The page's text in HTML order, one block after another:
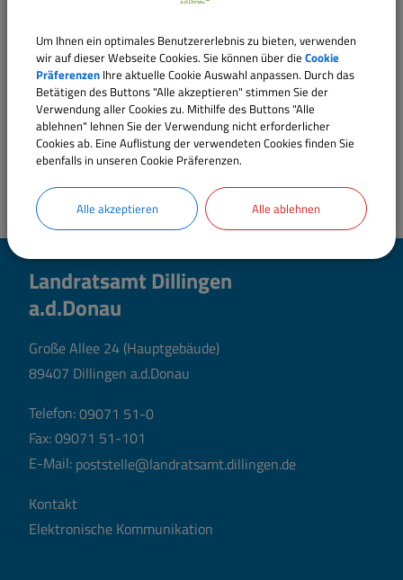
Informationen
Landratsamt Dillingen
a.d.Donau
Große Allee 24 (Hauptgebäude)
89407 Dillingen a.d.Donau
Telefon:09071 51-0
Fax: 09071 51-101
E-Mail: poststelle@landratsamt.dillingen.de
Kontakt
Elektronische Kommunikation
Um Ihnen ein optimales Benutzererlebnis zu bieten, verwenden
wir auf dieser Webseite Cookies. Sie können über die Cookie
Präferenzen Ihre aktuelle Cookie Auswahl anpassen. Durch das
Betätigen des Buttons "Alle akzeptieren" stimmen Sie der
Verwendung aller Cookies zu. Mithilfe des Buttons "Alle
ablehnen" lehnen Sie der Verwendung nicht erforderlicher
Cookies ab. Eine Auflistung der verwendeten Cookies finden Sie
ebenfalls in unseren Cookie Präferenzen.
Alle akzeptieren Alle ablehnen